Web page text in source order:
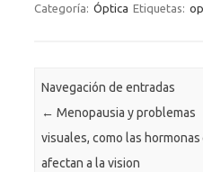
Categoría: Óptica Etiquetas:
Navegación de entradas
← Menopausia y problemas
visuales, como las hormonas
afectan a la vision